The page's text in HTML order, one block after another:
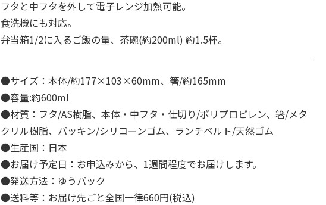
フタと中フタを外して電子レンジ加熱可能。
食洗機にも対応。
弁当箱1/2に入るご飯の量、茶碗(約200ml) 約1.5杯。
●サイズ：本体/約177×103×60mm、箸/約165mm
●容量:約600ml
●材質：フタ/AS樹脂、本体・中フタ・仕切り/ポリプロピレン、箸/メタ
クリル樹脂、パッキン/シリコーンゴム、ランチベルト/天然ゴム
●生産国：日本
●お届け予定日：お申込みから、1週間程度でお届けします。
●発送方法：ゆうパック
●送料等：お届け先ごと全国一律660円(税込)